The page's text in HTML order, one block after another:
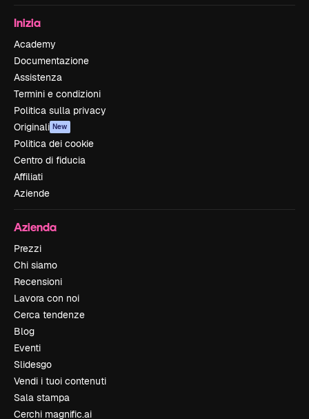
Inizia
Academy
Documentazione
Assistenza
Termini e condizioni
Politica sulla privacy
Originali New
Politica dei cookie
Centro di fiducia
Affiliati
Aziende
Azienda
Prezzi
Chi siamo
Recensioni
Lavora con noi
Cerca tendenze
Blog
Eventi
Slidesgo
Vendi i tuoi contenuti
Sala stampa
Cerchi magnific.ai